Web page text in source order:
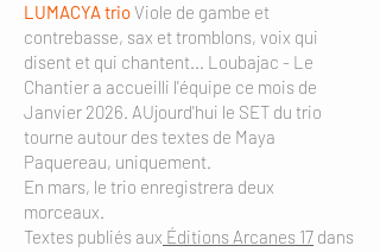
LUMACYA trioViole de gambe et
contrebasse, sax et tromblons, voix qui
disent et qui chantent... Loubajac - Le
Chantier a accueilli l'équipe ce mois de
Janvier 2026. AUjourd'hui le SET du trio
tourne autour des textes de Maya
Paquereau, uniquement.
En mars, le trio enregistrera deux
morceaux.
Textes publiés aux Éditions Arcanes 17 dans